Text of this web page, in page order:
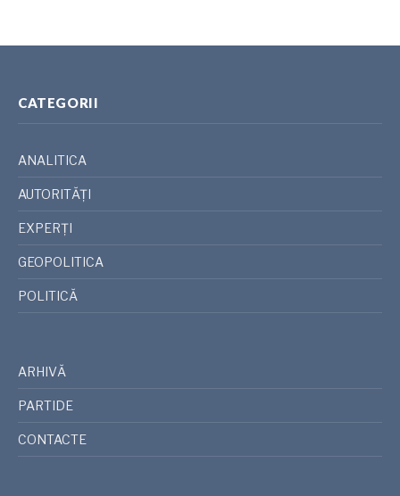
CATEGORII
ANALITICA
AUTORITĂȚI
EXPERȚI
GEOPOLITICA
POLITICĂ
ARHIVĂ
PARTIDE
CONTACTE